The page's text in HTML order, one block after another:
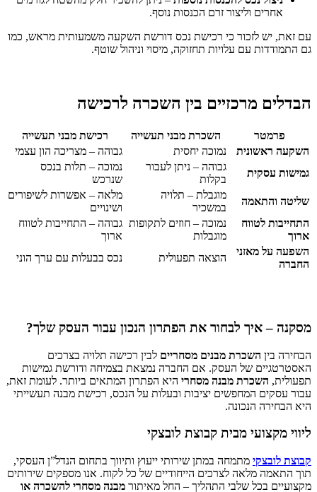
אחרים וליצור זרם הכנסות נוסף.
עם זאת, יש לזכור כי רכישת נכס דורשת השקעה משמעותית מראש, כמו
גם התמודדות עם עלויות תחזוקה, מיסוי וניהול שוטף.
הבדלים מרכזיים בין השכרה לרכישה
פרמטר השכרת מבני תעשייה
רכישת מבני תעשייה
השקעה ראשונית
נמוכה יחסית
גבוהה – מצריכה הון עצמי
גמישות עסקית
גבוהה – ניתן לעבור
בקלות
נמוכה – תלות בנכס
שנרכש
שליטה והתאמה
מוגבלת – תלויה
במשכיר
מלאה – אפשרות לשיפורים
ושינויים
התחייבות לטווח
ארוך
נמוכה – חוזים לתקופות
מוגבלות
גבוהה – התחייבות לטווח
ארוך
השפעה על מאזני
החברה
הוצאה תפעולית נכס בבעלות עם ערך הוני
מסקנה – איך לבחור את הפתרון הנכון עבור העסק שלך?
הבחירה בין השכרת מבנים מסחריים לבין רכישה תלויה בצרכים
האסטרטגיים של העסק. אם החברה נמצאת בצמיחה ודורשת גמישות
תפעולית, השכרת מבנה מסחרי היא הפתרון המתאים ביותר. לעומת זאת,
עבור עסקים המחפשים יציבות ובעלות על הנכס, רכישת מבנה תעשייתי
היא הבחירה הנכונה.
ליווי מקצועי מבית קבוצת לובצקי
קבוצת לובצקי מתמחה במתן שירותי ייעוץ ותיווך בתחום הנדל”ן העסקי,
תוך התאמה מלאה לצרכים הייחודיים של כל לקוח. אנו מספקים שירותים
מקצועיים בכל שלבי התהליך – החל מאיתור מבנה מסחרי להשכרה או